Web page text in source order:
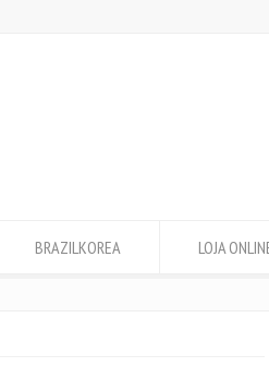
BRAZILKOREA LOJA